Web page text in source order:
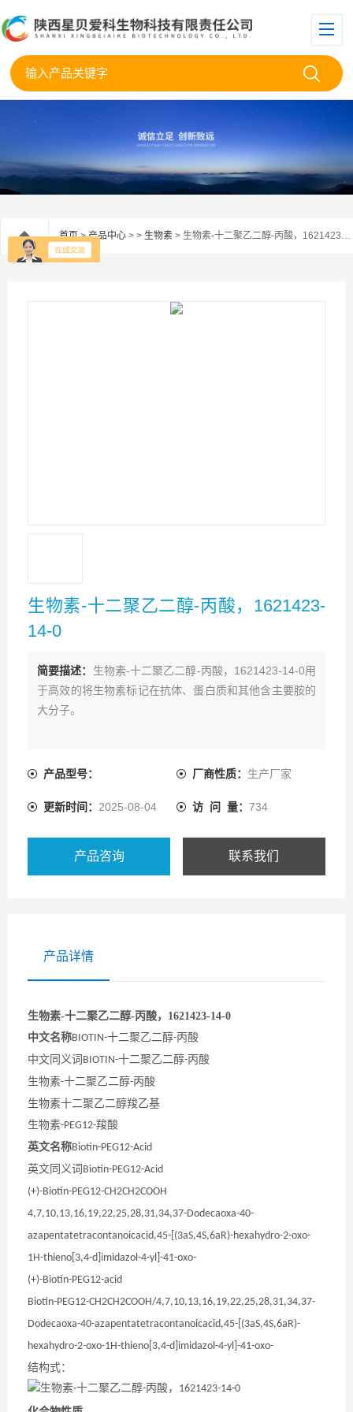
首页>产品中心 > > 生物素 > 生物素-十二聚乙二醇-丙酸，1621423-14-0
生物素-十二聚乙二醇-丙酸，1621423-
14-0
简要描述： 生物素-十二聚乙二醇-丙酸，1621423-14-0用
于高效的将生物素标记在抗体、蛋白质和其他含主要胺的
大分子。
产品型号： 厂商性质： 生产厂家
更新时间： 2025-08-04 访 问 量： 734
产品咨询 联系我们
产品详情
生物素-十二聚乙二醇-丙酸，1621423-14-0
中文名称BIOTIN-十二聚乙二醇-丙酸
中文同义词 BIOTIN-十二聚乙二醇-丙酸
生物素-十二聚乙二醇-丙酸
生物素十二聚乙二醇羧乙基
生物素-PEG12-羧酸
英文名称Biotin-PEG12-Acid
英文同义词 Biotin-PEG12-Acid
(+)-Biotin-PEG12-CH2CH2COOH
4,7,10,13,16,19,22,25,28,31,34,37-Dodecaoxa-40-
azapentatetracontanoicacid,45-[(3aS,4S,6aR)-hexahydro-2-oxo-
1H-thieno[3,4-d]imidazol-4-yl]-41-oxo-
(+)-Biotin-PEG12-acid
Biotin-PEG12-CH2CH2COOH/4,7,10,13,16,19,22,25,28,31,34,37-
Dodecaoxa-40-azapentatetracontanoicacid,45-[(3aS,4S,6aR)-
hexahydro-2-oxo-1H-thieno[3,4-d]imidazol-4-yl]-41-oxo-
结构式：